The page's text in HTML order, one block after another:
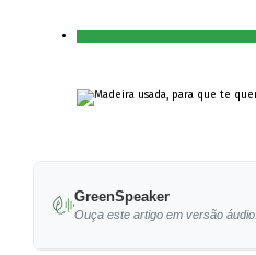
GreenSpeaker
Ouça este artigo em versão áudio.